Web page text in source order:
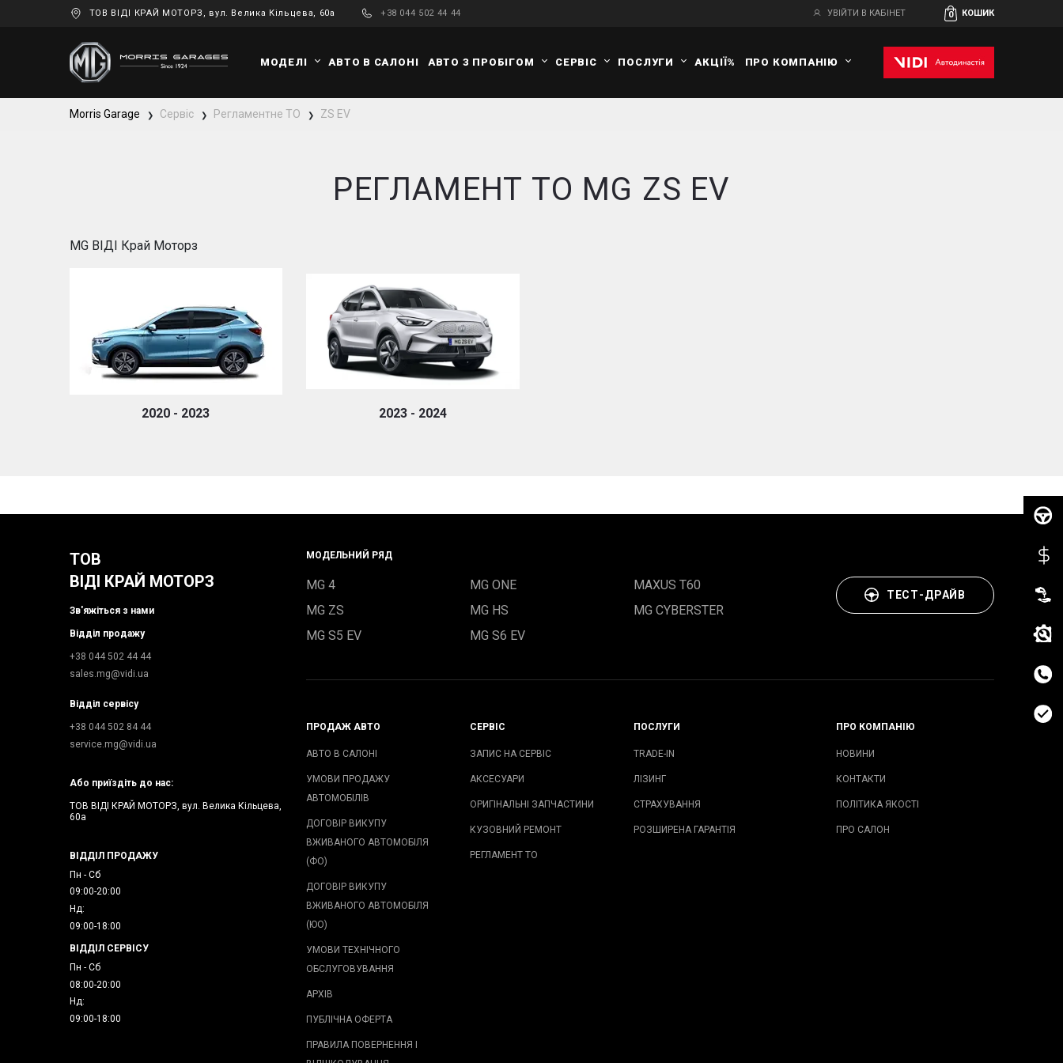
ТОВ ВІДІ КРАЙ МОТОРЗ, вул. Велика Кільцева, 60а +38 044 502 44 44 УВІЙТИ В КАБІНЕТ 0 КОШИК
МОДЕЛІ АВТО В САЛОНІ АВТО З ПРОБІГОМ СЕРВІС ПОСЛУГИ АКЦІЇ% ПРО КОМПАНІЮ
Morris Garage ❯ Сервіс ❯ Регламентне ТО ❯ ZS EV
РЕГЛАМЕНТ ТО MG ZS EV
MG ВІДІ Край Моторз
2020 - 2023 2023 - 2024
ТОВ
ВІДІ КРАЙ МОТОРЗ
Зв'яжіться з нами
Відділ продажу
+38 044 502 44 44
sales.mg@vidi.ua
Відділ сервісу
+38 044 502 84 44
service.mg@vidi.ua
Або приїздіть до нас:
ТОВ ВІДІ КРАЙ МОТОРЗ, вул. Велика Кільцева,
60а
ВІДДІЛ ПРОДАЖУ
Пн - Сб
09:00-20:00
Нд:
09:00-18:00
ВІДДІЛ СЕРВІСУ
Пн - Сб
08:00-20:00
Нд:
09:00-18:00
МОДЕЛЬНИЙ РЯД
MG 4 MG ONE
MAXUS T60
MG ZS
MG HS
MG CYBERSTER
MG S5 EV
MG S6 EV
ТЕСТ-ДРАЙВ
ПРОДАЖ АВТО
АВТО В САЛОНІ
УМОВИ ПРОДАЖУ
АВТОМОБІЛІВ
ДОГОВІР ВИКУПУ
ВЖИВАНОГО АВТОМОБІЛЯ
(ФО)
ДОГОВІР ВИКУПУ
ВЖИВАНОГО АВТОМОБІЛЯ
(ЮО)
УМОВИ ТЕХНІЧНОГО
ОБСЛУГОВУВАННЯ
АРХІВ
ПУБЛІЧНА ОФЕРТА
ПРАВИЛА ПОВЕРНЕННЯ І
СЕРВІС
ЗАПИС НА СЕРВІС
АКСЕСУАРИ
ОРИГІНАЛЬНІ ЗАПЧАСТИНИ
КУЗОВНИЙ РЕМОНТ
РЕГЛАМЕНТ ТО
ПОСЛУГИ
TRADE-IN
ЛІЗИНГ
СТРАХУВАННЯ
РОЗШИРЕНА ГАРАНТІЯ
ПРО КОМПАНІЮ
НОВИНИ
КОНТАКТИ
ПОЛІТИКА ЯКОСТІ
ПРО САЛОН